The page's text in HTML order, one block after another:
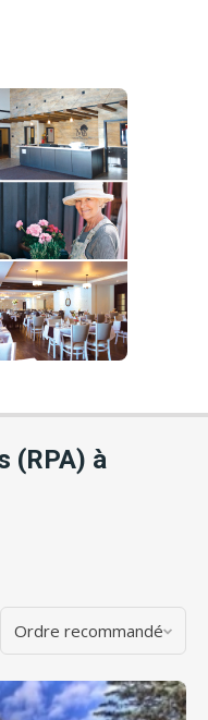
(RPA) à
Ordre recommandé